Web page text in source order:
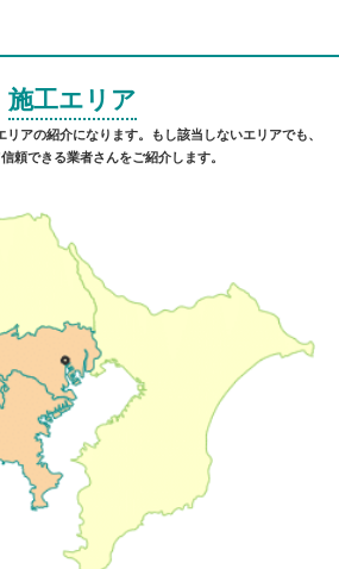
施工エリア
アの紹介になります。もし該当しないエリアでも、
頼できる業者さんをご紹介します。